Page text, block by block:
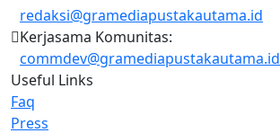
redaksi@gramediapustakautama.id
Kerjasama Komunitas:
commdev@gramediapustakautama.id
Useful Links
Faq
Press